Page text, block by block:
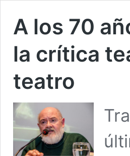
A los 70
la crítica
teatro